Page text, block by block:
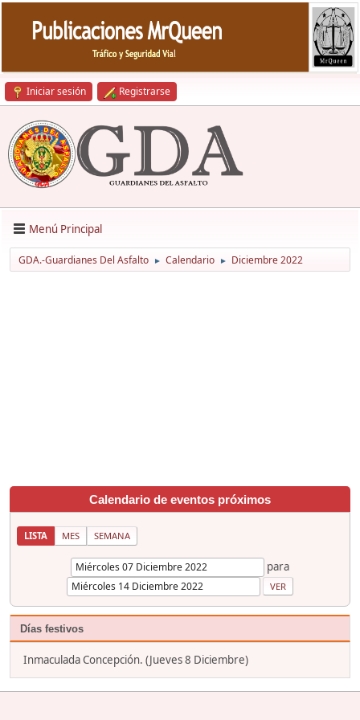
Iniciar sesión Registrarse
Menú Principal
GDA.-Guardianes Del Asfalto ► Calendario ► Diciembre 2022
Calendario de eventos próximos
LISTA MES SEMANA
para
Días festivos
Inmaculada Concepción. (Jueves 8 Diciembre)